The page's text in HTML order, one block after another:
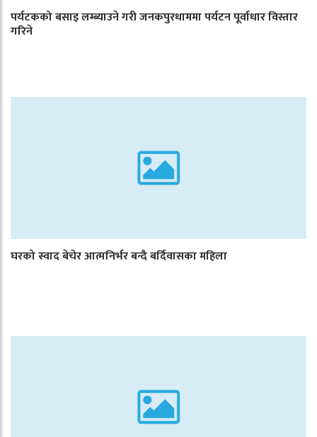
पर्यटकको बसाइ लम्ब्याउने गरी जनकपुरधाममा पर्यटन पूर्वाधार विस्तार
गरिने
घरको स्वाद बेचेर आत्मनिर्भर बन्दै बर्दिवासका महिला